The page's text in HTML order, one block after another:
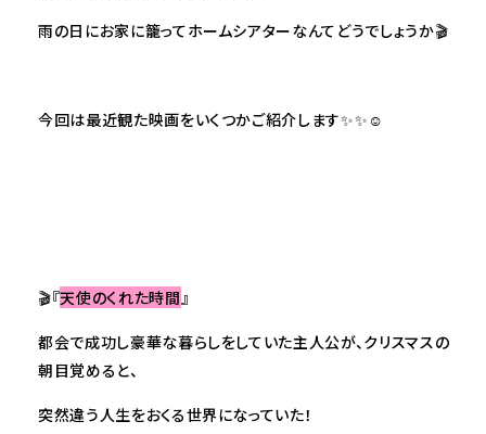
雨の日にお家に籠ってホームシアターなんてどうでしょうか🎬
今回は最近観た映画をいくつかご紹介します✨✨☺
🎬『天使のくれた時間』
都会で成功し豪華な暮らしをしていた主人公が、クリスマスの
朝目覚めると、
突然違う人生をおくる世界になっていた！